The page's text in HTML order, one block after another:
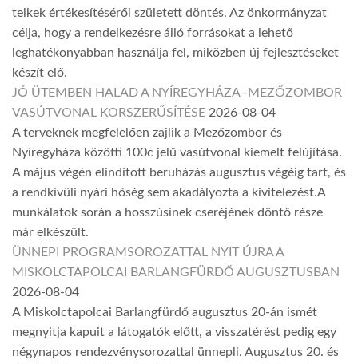
telkek értékesítéséről született döntés. Az önkormányzat
célja, hogy a rendelkezésre álló forrásokat a lehető
leghatékonyabban használja fel, miközben új fejlesztéseket
készít elő.
JÓ ÜTEMBEN HALAD A NYÍREGYHÁZA–MEZŐZOMBOR
VASÚTVONAL KORSZERŰSÍTÉSE 2026-08-04
A terveknek megfelelően zajlik a Mezőzombor és
Nyíregyháza közötti 100c jelű vasútvonal kiemelt felújítása.
A május végén elindított beruházás augusztus végéig tart, és
a rendkívüli nyári hőség sem akadályozta a kivitelezést.A
munkálatok során a hosszúsínek cseréjének döntő része
már elkészült.
ÜNNEPI PROGRAMSOROZATTAL NYIT ÚJRA A
MISKOLCTAPOLCAI BARLANGFÜRDŐ AUGUSZTUSBAN
2026-08-04
A Miskolctapolcai Barlangfürdő augusztus 20-án ismét
megnyitja kapuit a látogatók előtt, a visszatérést pedig egy
négynapos rendezvénysorozattal ünnepli. Augusztus 20. és